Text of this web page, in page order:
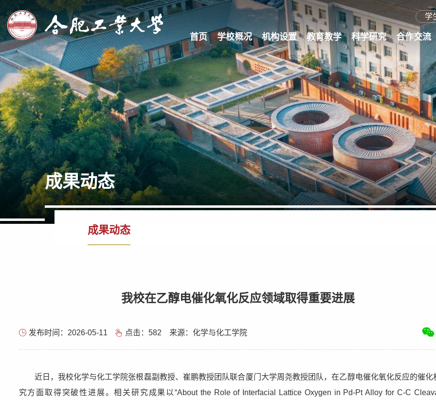
学
首页 学校概况
工大简介
历史沿革
现任领导
历任领导
学校章程
工大标识
机构设置
院系设置
组织机构
教育教学
师资队伍
学科建设
本科生教育
研究生教育
继续教育
科学研究
科研概况
科研基地
学术期刊
科研管理
成果转化
图书馆
合作交流
外事资讯
国际交流
港澳台交流
交流项目
成果动态
成果动态
我校在乙醇电催化氧化反应领域取得重要进展
发布时间：2026-05-11 点击： 582 来源：化学与化工学院
近日，我校化学与化工学院张根磊副教授、崔鹏教授团队联合厦门大学周尧教授团队，在乙醇电催化氧化反应的催化
究方面取得突破性进展。相关研究成果以“About the Role of Interfacial Lattice Oxygen in Pd-Pt Alloy for C-C